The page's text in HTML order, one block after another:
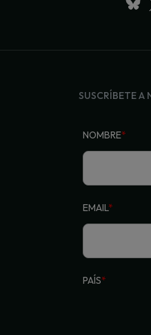
SUSCRÍBETE A
NOMBRE*
EMAIL*
PAÍS*